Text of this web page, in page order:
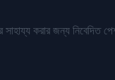
করার জন্য নিবেদিত